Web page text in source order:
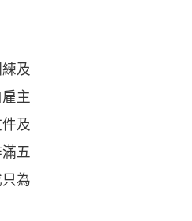
及
主
及
五
為